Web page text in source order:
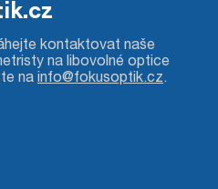
kontaktovat naše
na libovolné optice
na info@fokusoptik.cz.